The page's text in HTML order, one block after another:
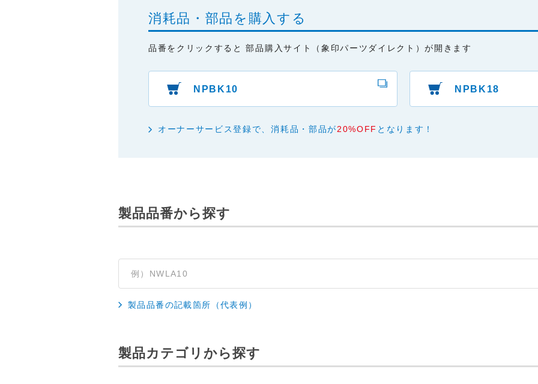
消耗品・部品を購入する
品番をクリックすると 部品購入サイト（象印パーツダイレクト）が開きます
NPBK10 NPBK18
オーナーサービス登録で、消耗品・部品が20%OFF となります！
製品品番から探す
製品品番の記載箇所（代表例）
製品カテゴリから探す